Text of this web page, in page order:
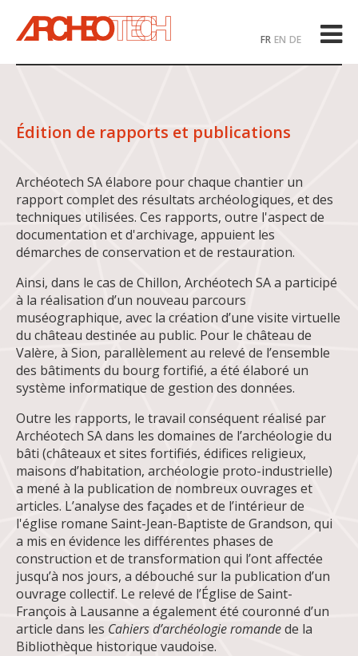
FR EN DE
Édition de rapports et publications
Archéotech SA élabore pour chaque chantier un
rapport complet des résultats archéologiques, et des
techniques utilisées. Ces rapports, outre l'aspect de
documentation et d'archivage, appuient les
démarches de conservation et de restauration.
Ainsi, dans le cas de Chillon, Archéotech SA a participé
à la réalisation d’un nouveau parcours
muséographique, avec la création d’une visite virtuelle
du château destinée au public. Pour le château de
Valère, à Sion, parallèlement au relevé de l’ensemble
des bâtiments du bourg fortifié, a été élaboré un
système informatique de gestion des données.
Outre les rapports, le travail conséquent réalisé par
Archéotech SA dans les domaines de l’archéologie du
bâti (châteaux et sites fortifiés, édifices religieux,
maisons d’habitation, archéologie proto-industrielle)
a mené à la publication de nombreux ouvrages et
articles. L’analyse des façades et de l’intérieur de
l'église romane Saint-Jean-Baptiste de Grandson, qui
a mis en évidence les différentes phases de
construction et de transformation qui l’ont affectée
jusqu’à nos jours, a débouché sur la publication d’un
ouvrage collectif. Le relevé de l’Église de Saint-
François à Lausanne a également été couronné d’un
article dans les Cahiers d’archéologie romandede la
Bibliothèque historique vaudoise.